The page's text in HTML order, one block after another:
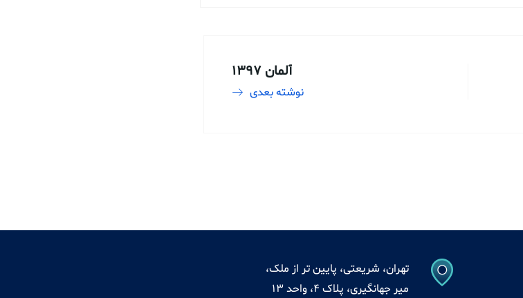
آلمان 1397
نوشته بعدی
تهران، شریعتی، پایین تر از ملک،
میر جهانگیری، پلاک 4، واحد 13